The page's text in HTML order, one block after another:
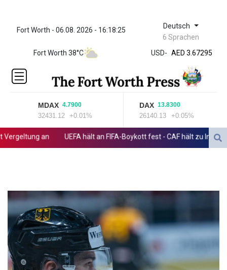
Fort Worth - 06.08. 2026 - 16:18:25 Deutsch
6 Sprachen
Fort Worth 38°C
USD-
ZWL 321.999592
AED 3.67295
AED 3.67295
AFN
ALL 80.778943
AMD
AOA
917.999617
BHD 0.37711
BIF 2990
BOB 12.092258
MDAX 4.7900
32431.12 +0.01%
DAX 13.8300
26140.13 +0.05%
an UEFA hält an FIFA-Boykott fest - CAF hält zu Infantino